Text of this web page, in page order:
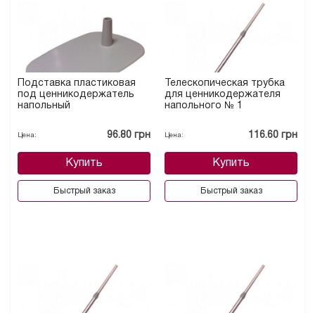
Подставка пластиковая
под ценникодержатель
напольный
Цена: 96.80 грн
Купить
Быстрый заказ
Телескопическая трубка
для ценникодержателя
напольного № 1
Цена: 116.60 грн
Купить
Быстрый заказ